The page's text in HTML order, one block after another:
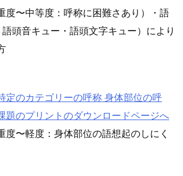
度〜中等度：呼称に困難さあり）・語
頭音キュー・語頭文字キュー）により
定のカテゴリーの呼称 身体部位の呼
題のプリントのダウンロードページへ
度〜軽度：身体部位の語想起のしにく